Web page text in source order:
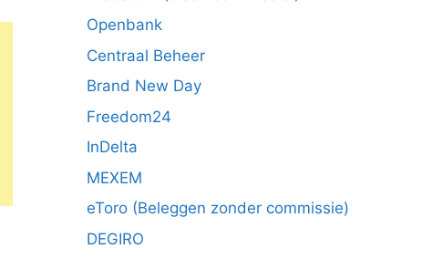
Openbank
Centraal Beheer
Brand New Day
Freedom24
InDelta
MEXEM
eToro (Beleggen zonder commissie)
DEGIRO